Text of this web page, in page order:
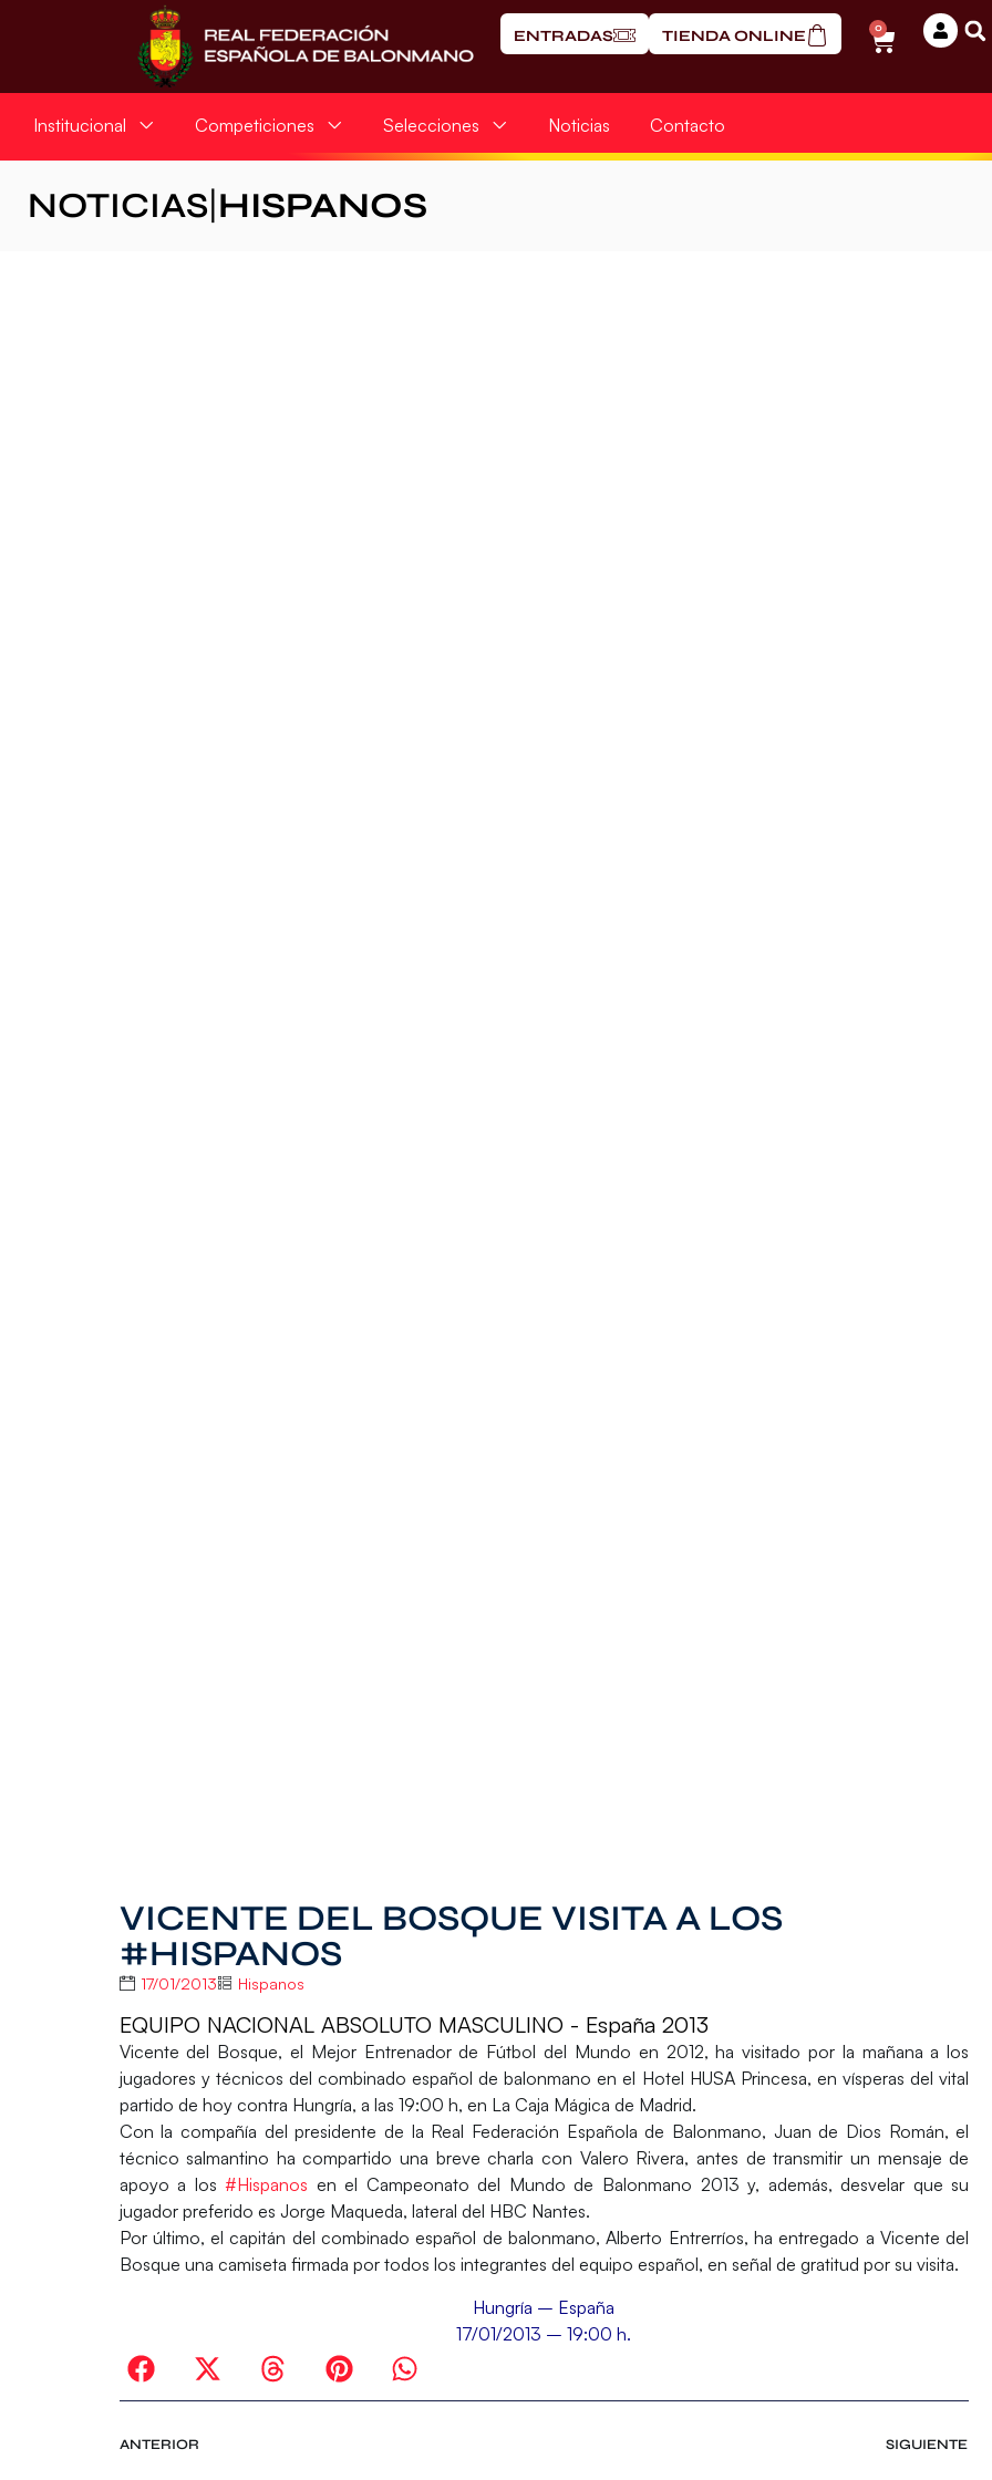
ENTRADAS TIENDA ONLINE 0
Institucional Competiciones Selecciones Noticias Contacto
NOTICIAS HISPANOS
VICENTE DEL BOSQUE VISITA A LOS
#HISPANOS
17/01/2013 Hispanos
EQUIPO NACIONAL ABSOLUTO MASCULINO - España 2013
Vicente del Bosque, el Mejor Entrenador de Fútbol del Mundo en 2012, ha visitado por la mañana a los
jugadores y técnicos del combinado español de balonmano en el Hotel HUSA Princesa, en vísperas del vital
partido de hoy contra Hungría, a las 19:00 h, en La Caja Mágica de Madrid.
Con la compañía del presidente de la Real Federación Española de Balonmano, Juan de Dios Román, el
técnico salmantino ha compartido una breve charla con Valero Rivera, antes de transmitir un mensaje de
apoyo a los#Hispanos en el Campeonato del Mundo de Balonmano 2013 y, además, desvelar que su
jugador preferido es Jorge Maqueda, lateral del HBC Nantes.
Por último, el capitán del combinado español de balonmano,Alberto Entrerríos, ha entregado a Vicente del
Bosque una camiseta firmada por todos los integrantes del equipo español, en señal de gratitud por su visita.
Hungría – España
17/01/2013 – 19:00 h.
ANTERIOR SIGUIENTE